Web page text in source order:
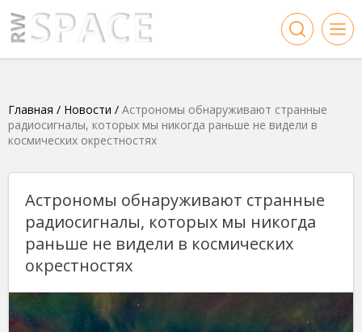
Главная / Новости / Астрономы обнаруживают странные
радиосигналы, которых мы никогда раньше не видели в
космических окрестностях
Астрономы обнаруживают странные
радиосигналы, которых мы никогда
раньше не видели в космических
окрестностях